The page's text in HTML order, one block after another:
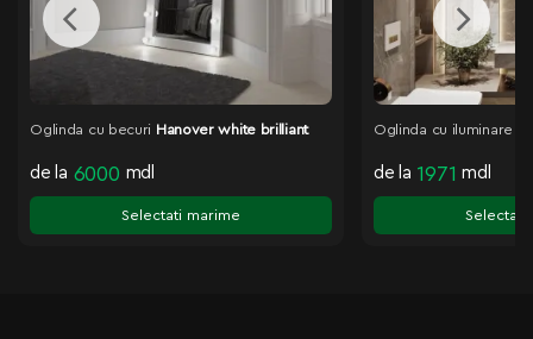
Oglinda cu becuri Hanover white brilliant
de la 6000 mdl
Selectati marime
Oglinda cu iluminare
de la 1971 mdl
Selectati